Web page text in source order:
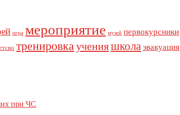
игра мероприятие музей первокурсники
тренировка ученияшкола эвакуация
при ЧС